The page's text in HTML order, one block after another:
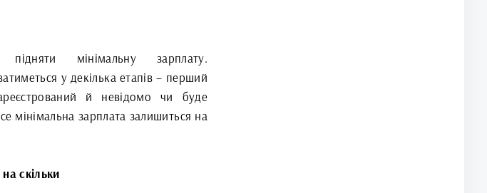
мінімальну зарплату.
у декілька етапів – перший
й невідомо чи буде
мінімальна зарплата залишиться на
скільки